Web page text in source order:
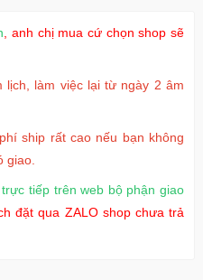
Space trong suốt
, anh chị mua cứ chọn shop sẽ
lịch, làm việc lại từ ngày 2 âm
ship rất cao nếu bạn không
giao.
tiếp trên web bộ phận giao
đặt qua ZALO shop chưa trả